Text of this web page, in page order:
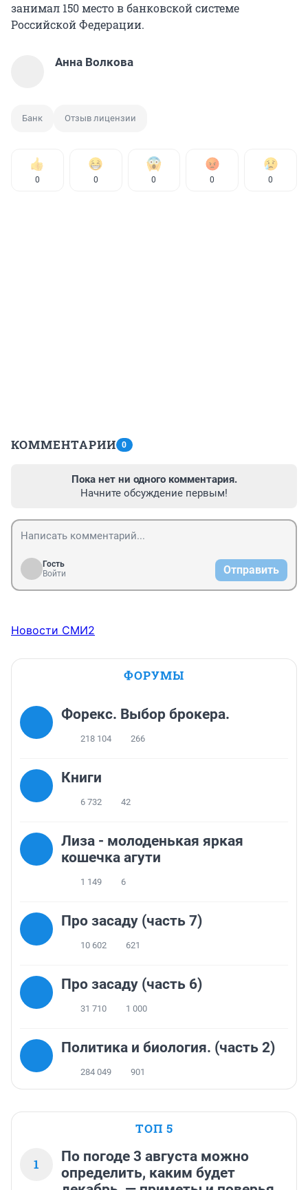
занимал 150 место в банковской системе
Российской Федерации.
Анна Волкова
Банк Отзыв лицензии
0 0 0 0 0
КОММЕНТАРИИ 0
Пока нет ни одного комментария.
Начните обсуждение первым!
Гость
Войти
Отправить
Новости СМИ2
ФОРУМЫ
Форекс. Выбор брокера.
218 104 266
Книги
6 732 42
Лиза - молоденькая яркая
кошечка агути
1 149 6
Про засаду (часть 7)
10 602 621
Про засаду (часть 6)
31 710 1 000
Политика и биология. (часть 2)
284 049 901
ТОП 5
1
По погоде 3 августа можно
определить, каким будет